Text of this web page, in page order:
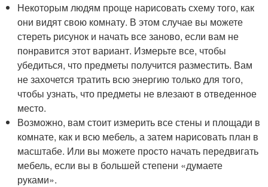
Некоторым людям проще нарисовать схему того, как
они видят свою комнату. В этом случае вы можете
стереть рисунок и начать все заново, если вам не
понравится этот вариант. Измерьте все, чтобы
убедиться, что предметы получится разместить. Вам
не захочется тратить всю энергию только для того,
чтобы узнать, что предметы не влезают в отведенное
место.
Возможно, вам стоит измерить все стены и площади в
комнате, как и всю мебель, а затем нарисовать план в
масштабе. Или вы можете просто начать передвигать
мебель, если вы в большей степени «думаете
руками».